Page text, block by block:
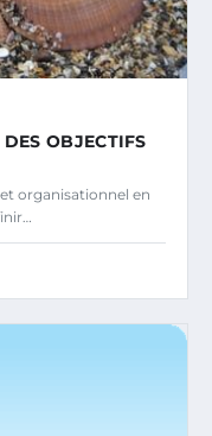
OBJECTIFS
organisationnel en